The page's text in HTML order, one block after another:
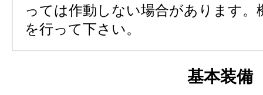
っては作動しない場合があります。
を行って下さい。
基本装備